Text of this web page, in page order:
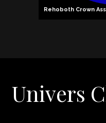
Rehoboth Crown Association
Univers